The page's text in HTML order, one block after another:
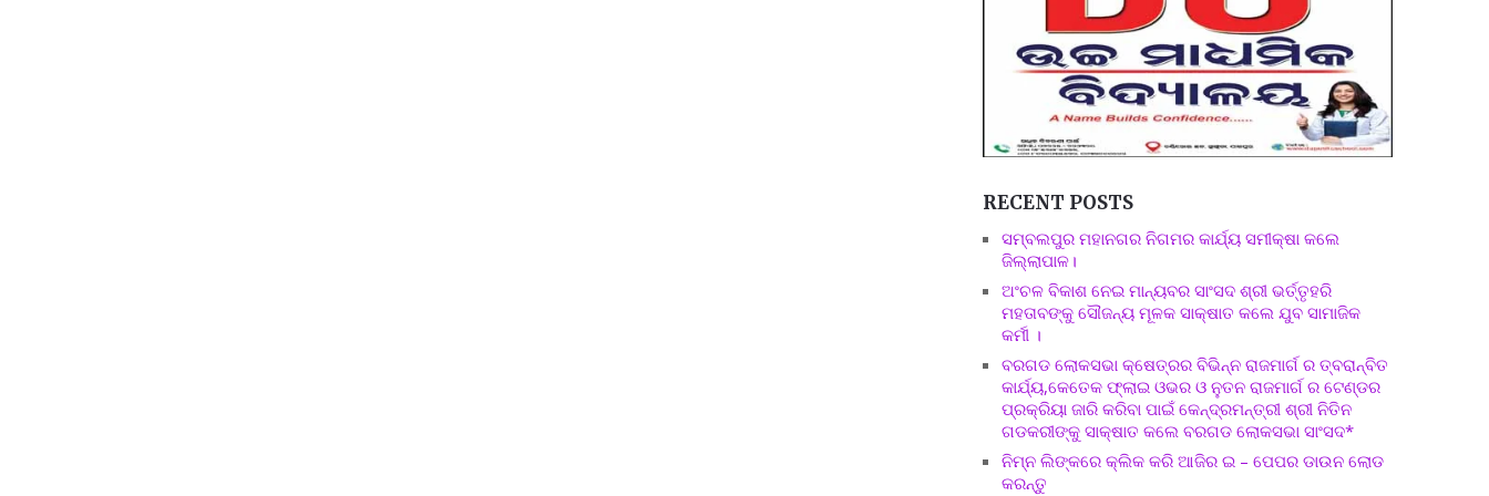
RECENT POSTS
ସମ୍ବଲପୁର ମହାନଗର ନିଗମର କାର୍ଯ୍ୟ ସମୀକ୍ଷା କଲେ
ଜିଲ୍ଲାପାଳ।
ଅଂଚଳ ବିକାଶ ନେଇ ମାନ୍ୟବର ସାଂସଦ ଶ୍ରୀ ଭର୍ତ୍ତୃହରି
ମହତାବଙ୍କୁ ସୌଜନ୍ୟ ମୂଳକ ସାକ୍ଷାତ କଲେ ଯୁବ ସାମାଜିକ
କର୍ମୀ ।
ବରଗଡ ଲୋକସଭା କ୍ଷେତ୍ରର ବିଭିନ୍ନ ରାଜମାର୍ଗ ର ତ୍ବରାନ୍ବିତ
କାର୍ଯ୍ୟ,କେତେକ ଫ୍ଲାଇ ଓଭର ଓ ନୁତନ ରାଜମାର୍ଗ ର ଟେଣ୍ଡର
ପ୍ରକ୍ରିୟା ଜାରି କରିବା ପାଇଁ କେନ୍ଦ୍ରମନ୍ତ୍ରୀ ଶ୍ରୀ ନିତିନ
ଗଡକରୀଙ୍କୁ ସାକ୍ଷାତ କଲେ ବରଗଡ ଲୋକସଭା ସାଂସଦ*
ନିମ୍ନ ଲିଙ୍କରେ କ୍ଲିକ କରି ଆଜିର ଇ – ପେପର ଡାଉନ ଲୋଡ
କରନ୍ତୁ